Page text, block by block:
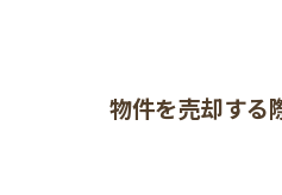
物件を売却する